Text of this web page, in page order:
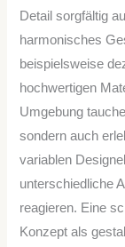
Detail sorgfältig
harmonisches
beispielsweise
hochwertigen
Umgebung
sondern auch
variablen
unterschiedliche
reagieren. Eine
Konzept als